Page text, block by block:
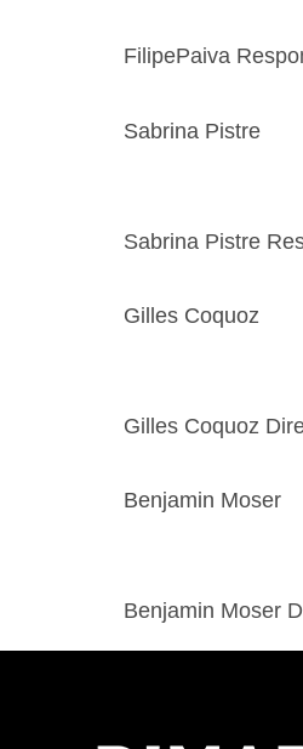
FilipePaiva
Sabrina Pistre
Sabrina Pistre
Gilles Coquoz
Gilles Coquoz
Benjamin Moser
Benjamin Moser